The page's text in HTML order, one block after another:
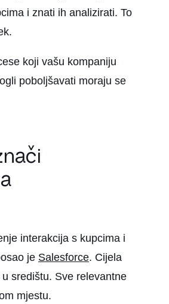
i znati ih analizirati. To
koji vašu kompaniju
poboljšavati moraju se
interakcija s kupcima i
je Salesforce. Cijela
središtu. Sve relevantne
mjestu.